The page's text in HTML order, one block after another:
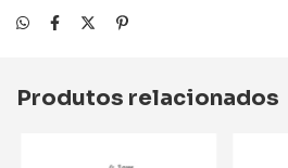
Produtos relacionados